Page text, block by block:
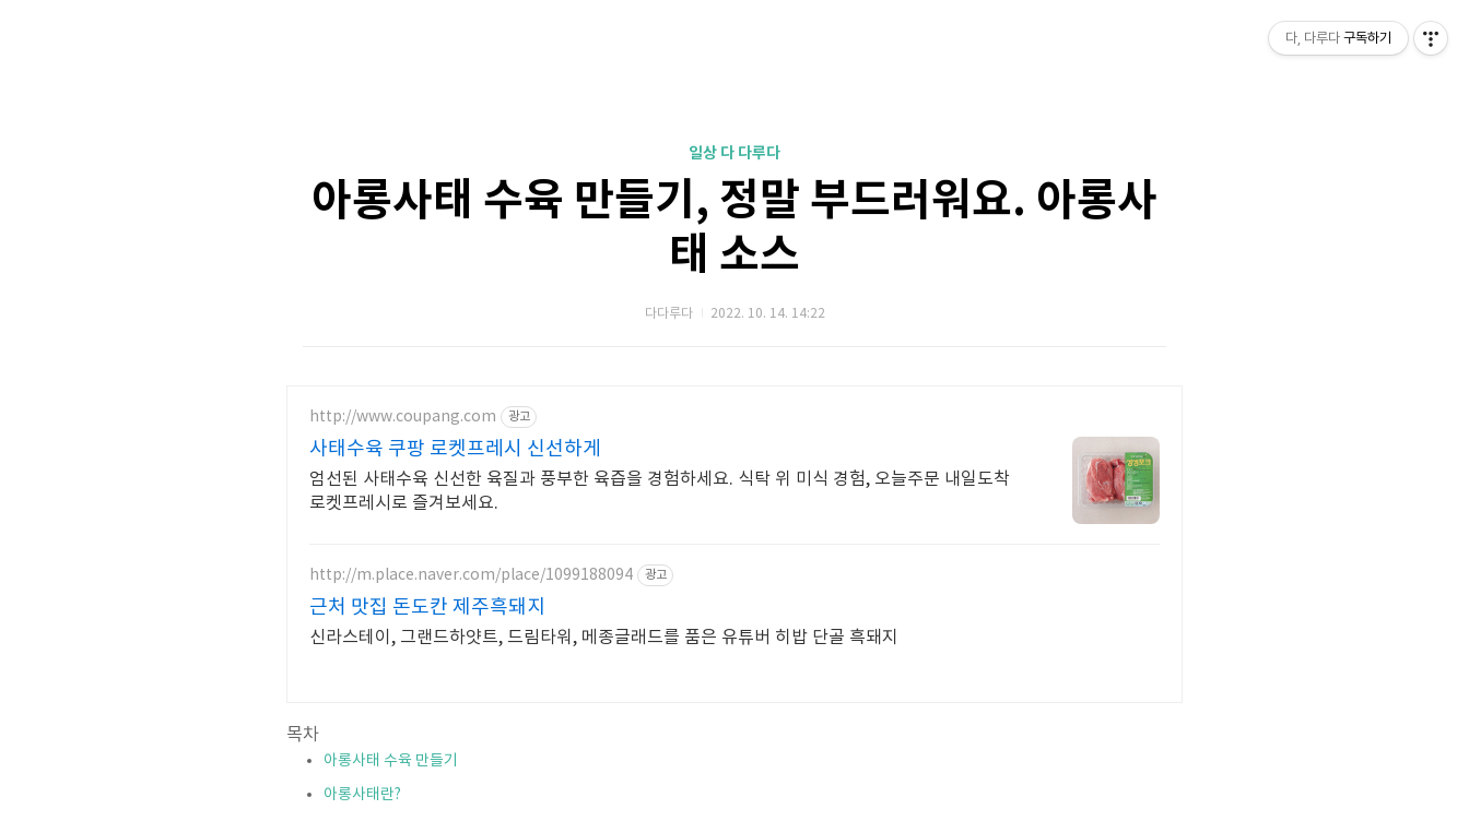
일상 다 다루다
아롱사태 수육 만들기, 정말 부드러워요. 아롱사
태 소스
다다루다 2022. 10. 14. 14:22
http://www.coupang.com 광고
사태수육 쿠팡 로켓프레시 신선하게
엄선된 사태수육 신선한 육질과 풍부한 육즙을 경험하세요. 식탁 위 미식 경험, 오늘주문 내일도착
로켓프레시로 즐겨보세요.
http://m.place.naver.com/place/1099188094 광고
근처 맛집 돈도칸 제주흑돼지
신라스테이, 그랜드하얏트, 드림타워, 메종글래드를 품은 유튜버 히밥 단골 흑돼지
목차
아롱사태 수육 만들기
아롱사태란?
다, 다루다 구독하기